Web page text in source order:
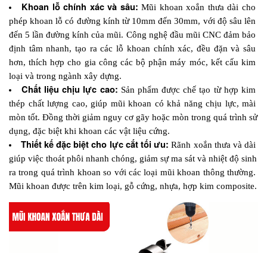
Khoan lỗ chính xác và sâu: Mũi khoan xoắn thưa dài cho
phép khoan lỗ có đường kính từ 10mm đến 30mm, với độ sâu lên
đến 5 lần đường kính của mũi. Công nghệ đầu mũi CNC đảm bảo
định tâm nhanh, tạo ra các lỗ khoan chính xác, đều đặn và sâu
hơn, thích hợp cho gia công các bộ phận máy móc, kết cấu kim
loại và trong ngành xây dựng.
Chất liệu chịu lực cao: Sản phẩm được chế tạo từ hợp kim
thép chất lượng cao, giúp mũi khoan có khả năng chịu lực, mài
mòn tốt. Đồng thời giảm nguy cơ gãy hoặc mòn trong quá trình sử
dụng, đặc biệt khi khoan các vật liệu cứng.
Thiết kế đặc biệt cho lực cắt tối ưu: Rãnh xoắn thưa và dài
giúp việc thoát phôi nhanh chóng, giảm sự ma sát và nhiệt độ sinh
ra trong quá trình khoan so với các loại mũi khoan thông thường.
Mũi khoan được trên kim loại, gỗ cứng, nhựa, hợp kim composite.